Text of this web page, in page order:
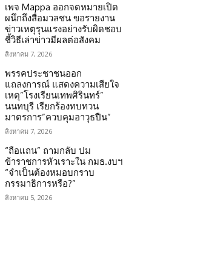
เพจ Mappa ออกจดหมายเปิด
ผนึกถึงสื่อมวลชน ขอรายงาน
ข่าวเหตุรุนแรงอย่างรับผิดชอบ
ชี้วิธีเล่าข่าวมีผลต่อสังคม
สิงหาคม 7, 2026
พรรคประชาชนออก
แถลงการณ์ แสดงความเสียใจ
เหตุ”โรงเรียนเทพศิรินทร์”
นนทบุรี เรียกร้องทบทวน
มาตรการ”ควบคุมอาวุธปืน”
สิงหาคม 7, 2026
“ถือแถน” ถามกลับ ปม
ข้าราชการหัวเราะใน กมธ.งบฯ
“จำเป็นต้องหมอบกราบ
กรรมาธิการหรือ?”
สิงหาคม 5, 2026